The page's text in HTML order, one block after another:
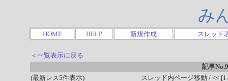
み
HOME HELP 新規作成 スレッド
＜一覧表示に戻る
記事
(最新レス5件表示)
スレッド内ページ移動 / <<